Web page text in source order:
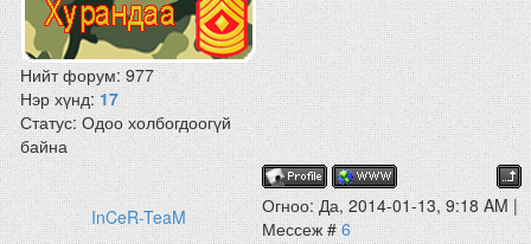
Нийт форум:977
Нэр хүнд:17
Статус:Одоо холбогдоогүй
байна
InCeR-TeaM
Огноо: Да, 2014-01-13, 9:18 AM |
Мессеж #6